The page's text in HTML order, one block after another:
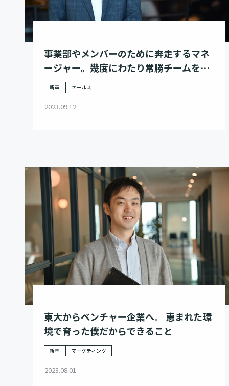
事業部やメンバーのために奔走するマネ
ージャー。幾度にわたり常勝チームをつ
くりだせる手腕とは
新卒 セールス
2023.09.12
東大からベンチャー企業へ。 恵まれた環
境で育った僕だからできること
新卒 マーケティング
2023.08.01